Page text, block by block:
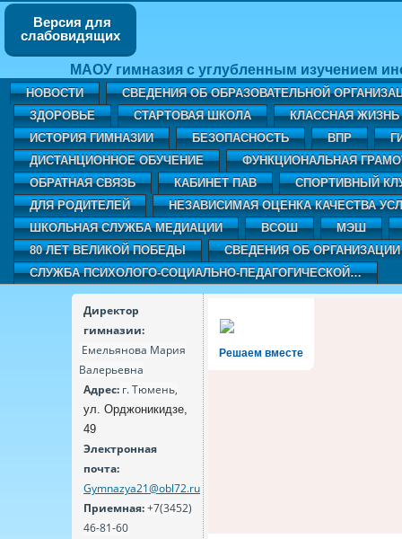
Версия для
слабовидящих
МАОУ гимназия с углубленным изучением
НОВОСТИ
СВЕДЕНИЯ ОБ ОБРАЗОВАТЕЛЬНОЙ
ЗДОРОВЬЕ
СТАРТОВАЯ ШКОЛА
КЛАССНАЯ ЖИЗНЬ
ИСТОРИЯ ГИМНАЗИИ
БЕЗОПАСНОСТЬ ВПР
ДИСТАНЦИОННОЕ ОБУЧЕНИЕ
ФУНКЦИОНАЛЬНАЯ
ОБРАТНАЯ СВЯЗЬ
КАБИНЕТ ПАВ
CПОРТИВНЫЙ
ДЛЯ РОДИТЕЛЕЙ
НЕЗАВИСИМАЯ ОЦЕНКА КАЧЕСТВА
ШКОЛЬНАЯ СЛУЖБА МЕДИАЦИИ
ВСОШ
МЭШ
80 ЛЕТ ВЕЛИКОЙ ПОБЕДЫ
СВЕДЕНИЯ ОБ
СЛУЖБА ПСИХОЛОГО-СОЦИАЛЬНО-ПЕДАГОГИЧЕСКОЙ…
Директор
гимназии:
Емельянова Мария
Валерьевна
Адрес: г. Тюмень,
ул. Орджоникидзе,
49
Электронная
почта:
Gymnazya21@obl72.ru
Приемная:+7(3452)
46-81-60
Решаем вместе